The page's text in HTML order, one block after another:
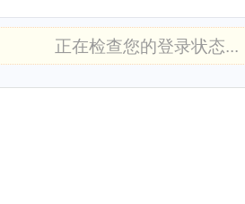
正在检查您的登录状态...